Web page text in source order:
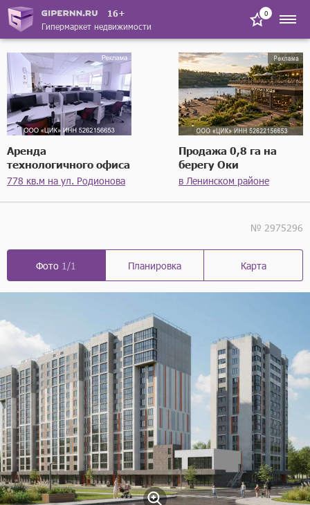
16+
Гипермаркет недвижимости
0
Аренда
технологичного офиса
778 кв.м на ул. Родионова
Продажа 0,8 га на
берегу Оки
в Ленинском районе
№ 2975296
Фото 1/1 Планировка Карта